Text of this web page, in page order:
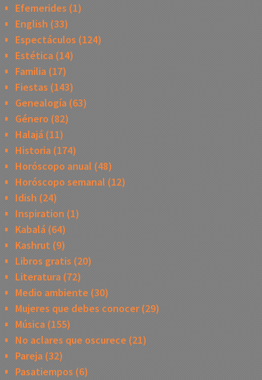
Efemerides (1)
English (33)
Espectáculos (124)
Estética(14)
Familia(17)
Fiestas (143)
Genealogía(63)
Género (82)
Halajá(11)
Historia(174)
Horóscopo anual (48)
Horóscopo semanal (12)
Idish (24)
Inspiration (1)
Kabalá(64)
Kashrut (9)
Libros gratis (20)
Literatura(72)
Medio ambiente (30)
Mujeres que debes conocer(29)
Música(155)
No aclares que oscurece (21)
Pareja(32)
Pasatiempos (6)